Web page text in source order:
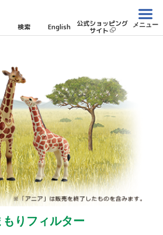
検索 English 公式ショッピング
サイト
メニュー
もりフィルター